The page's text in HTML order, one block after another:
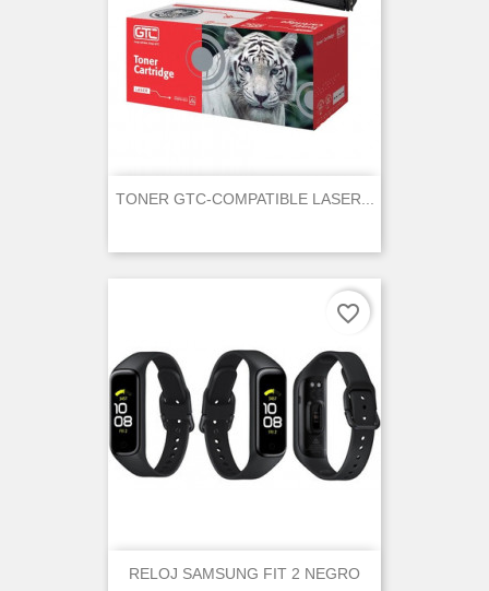
TONER GTC-COMPATIBLE LASER...
RELOJ SAMSUNG FIT 2 NEGRO
favorite_border